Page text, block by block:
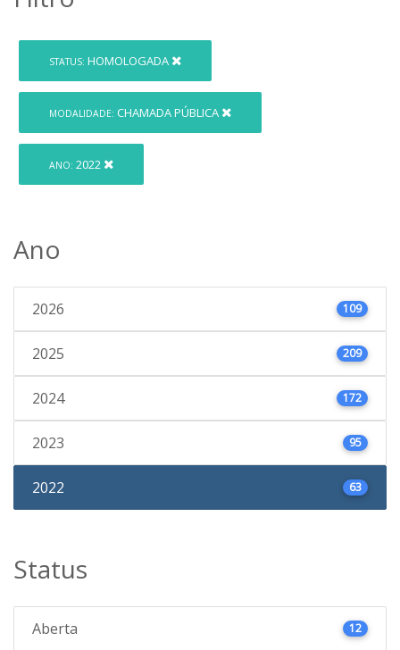
STATUS: HOMOLOGADA
MODALIDADE: CHAMADA PÚBLICA
ANO: 2022
Ano
2026 109
2025 209
2024 172
2023 95
2022 63
Status
Aberta 12